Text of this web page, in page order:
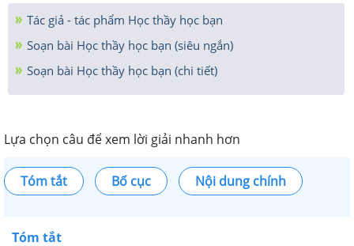
Tác giả - tác phẩm Học thầy học bạn
Soạn bài Học thầy học bạn (siêu ngắn)
Soạn bài Học thầy học bạn (chi tiết)
Lựa chọn câu để xem lời giải nhanh hơn
Tóm tắt Bố cục Nội dung chính
Tóm tắt